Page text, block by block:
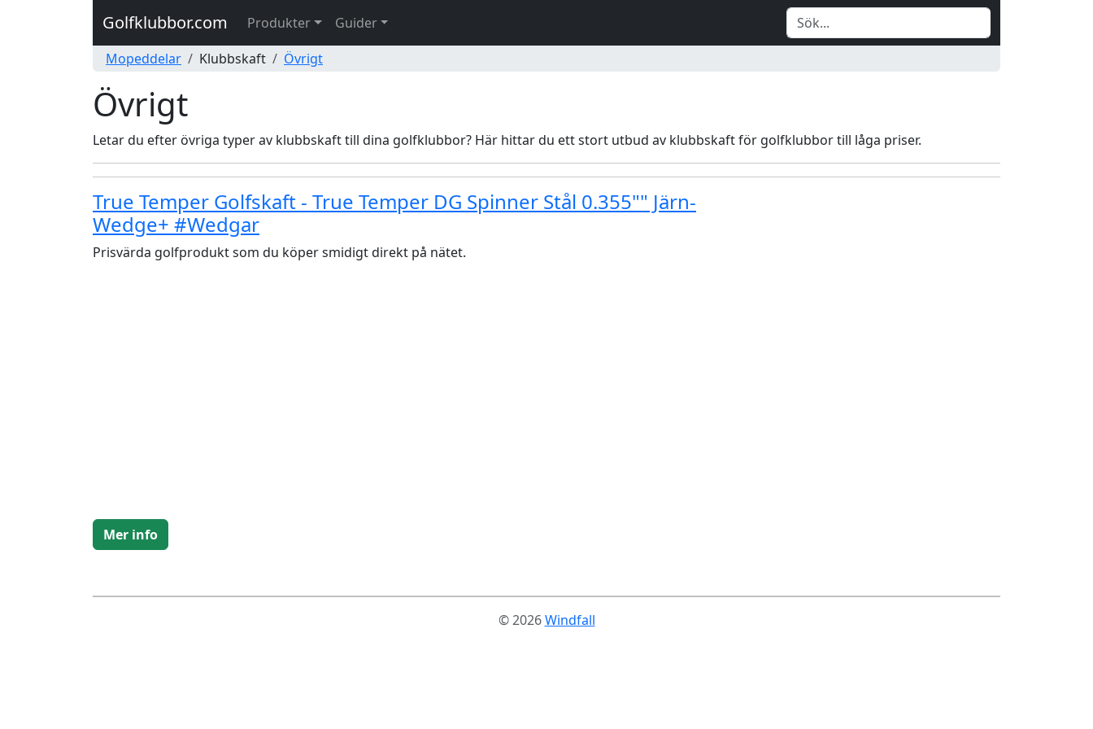
Golfklubbor.com Produkter
Guider
Mopeddelar
Klubbskaft Övrigt
Övrigt
Letar du efter övriga typer av klubbskaft till dina golfklubbor? Här hittar du ett stort utbud av klubbskaft för golfklubbor till låga priser.
True Temper Golfskaft - True Temper DG Spinner Stål 0.355"" Järn-
Wedge+ #Wedgar
Prisvärda golfprodukt som du köper smidigt direkt på nätet.
Mer info
© 2026Windfall